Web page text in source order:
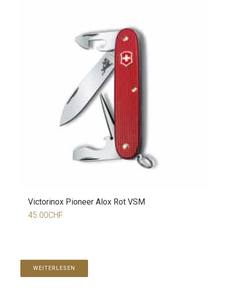
Victorinox Pioneer Alox Rot VSM
45.00CHF
WEITERLESEN